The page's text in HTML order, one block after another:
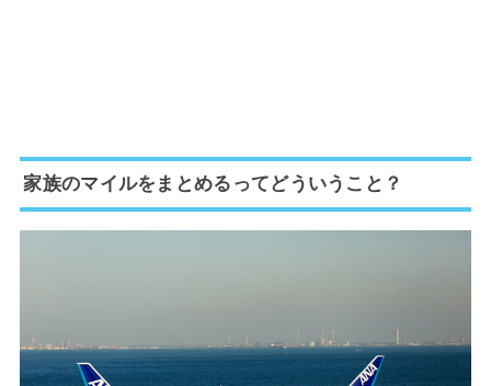
家族のマイルをまとめるってどういうこと？